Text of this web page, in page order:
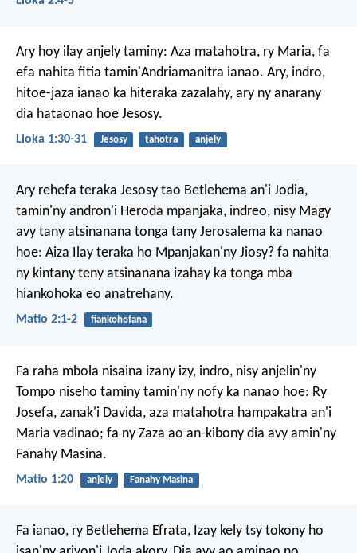
Ary hoy ilay anjely taminy: Aza matahotra, ry Maria, fa
efa nahita fitia tamin'Andriamanitra ianao. Ary, indro,
hitoe-jaza ianao ka hiteraka zazalahy, ary ny anarany
dia hataonao hoe Jesosy.
Lioka 1:30-31 Jesosy tahotra anjely
Ary rehefa teraka Jesosy tao Betlehema an'i Jodia,
tamin'ny andron'i Heroda mpanjaka, indreo, nisy Magy
avy tany atsinanana tonga tany Jerosalema ka nanao
hoe: Aiza Ilay teraka ho Mpanjakan'ny Jiosy? fa nahita
ny kintany teny atsinanana izahay ka tonga mba
hiankohoka eo anatrehany.
Matio 2:1-2 fiankohofana
Fa raha mbola nisaina izany izy, indro, nisy anjelin'ny
Tompo niseho taminy tamin'ny nofy ka nanao hoe: Ry
Josefa, zanak'i Davida, aza matahotra hampakatra an'i
Maria vadinao; fa ny Zaza ao an-kibony dia avy amin'ny
Fanahy Masina.
Matio 1:20 anjely Fanahy Masina
Fa ianao, ry Betlehema Efrata, Izay kely tsy tokony ho